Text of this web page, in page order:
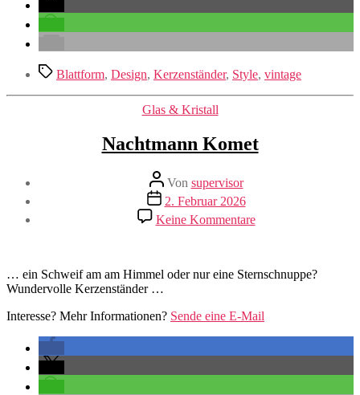
Schlagwörter
Blattform, Design, Kerzenständer, Style, vintage
Kategorien
Glas & Kristall
Nachtmann Komet
Beitragsautor
Von supervisor
Veröffentlichungsdatum
2. Februar 2026
Keine Kommentarezu
Nachtmann
… ein Schweif am am Himmel oder nur eine Sternschnuppe?
Wundervolle Kerzenständer …
Interesse? Mehr Informationen? Sende eine E-Mail